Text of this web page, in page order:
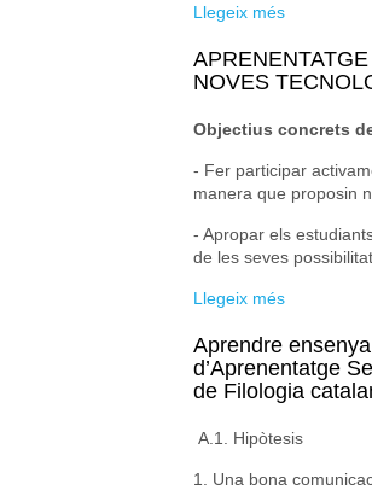
Llegeix més
NOVES
Objectius concrets
- Fer participar
manera que proposin
- Apropar els
de les seves
Llegeix més
Aprendre
d’Aprenentatge
de Filologia
A.1. Hipòtesis
1. Una bona